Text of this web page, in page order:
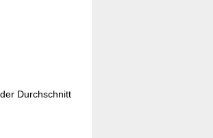
Durchschnitt